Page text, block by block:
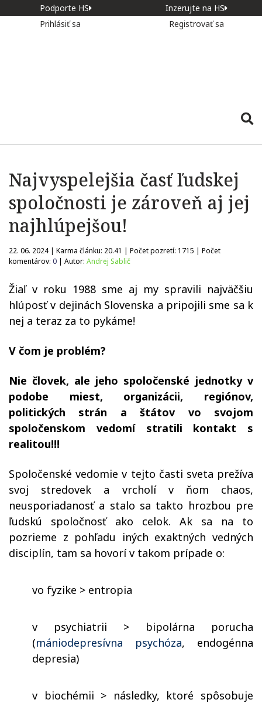
Podporte HS
Inzerujte na HS
Prihlásiť sa
Registrovať sa
Najvyspelejšia časť ľudskej
spoločnosti je zároveň aj jej
najhlúpejšou!
22. 06. 2024 | Karma článku: 20.41 | Počet pozretí: 1715 | Počet
komentárov: 0 | Autor: Andrej Sablič
Žiaľ v roku 1988 sme aj my spravili najväčšiu
hlúposť v dejinách Slovenska a pripojili sme sa k
nej a teraz za to pykáme!
V čom je problém?
Nie človek, ale jeho spoločenské jednotky v
podobe miest, organizácii, regiónov,
politických strán a štátov vo svojom
spoločenskom vedomí stratili kontakt s
realitou!!!
Spoločenské vedomie v tejto časti sveta prežíva
svoj stredovek a vrcholí v ňom chaos,
neusporiadanosť a stalo sa takto hrozbou pre
ľudskú spoločnosť ako celok. Ak sa na to
pozrieme z pohľadu iných exaktných vedných
disciplín, tam sa hovorí v takom prípade o:
vo fyzike > entropia
v psychiatrii > bipolárna porucha
(mániodepresívna psychóza, endogénna
depresia)
v biochémii > následky, ktoré spôsobuje